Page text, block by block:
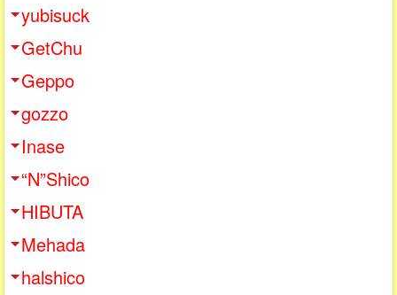
yubisuck
GetChu
Geppo
gozzo
Inase
“N”Shico
HIBUTA
Mehada
halshico